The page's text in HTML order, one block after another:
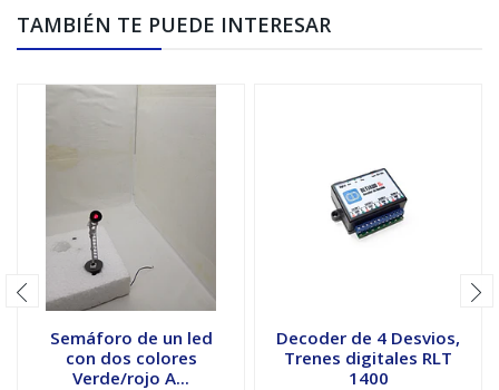
TAMBIÉN TE PUEDE INTERESAR
Semáforo de un led
con dos colores
Verde/rojo A...
Decoder de 4 Desvios,
Trenes digitales RLT
1400